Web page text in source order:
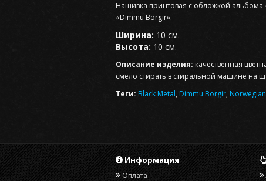
Нашивка принтовая с обложкой альбома
«Dimmu Borgir».
Ширина: 10 см.
Высота: 10 см.
Описание изделия: качественная
смело стирать в стиральной машине на
Теги: Black Metal,Dimmu Borgir,
Информация
Оплата